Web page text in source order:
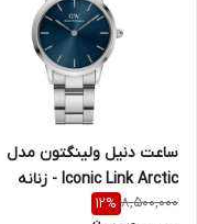
ساعت دنیل ولینگتون مدل
Iconic Link Arctic - زنانه
8,500,000
12%